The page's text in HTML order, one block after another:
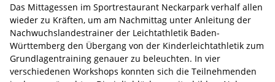
Das Mittagessen im Sportrestaurant Neckarpark verhalf allen
wieder zu Kräften, um am Nachmittag unter Anleitung der
Nachwuchslandestrainer der Leichtathletik Baden-
Württemberg den Übergang von der Kinderleichtathletik zum
Grundlagentraining genauer zu beleuchten. In vier
verschiedenen Workshops konnten sich die Teilnehmenden